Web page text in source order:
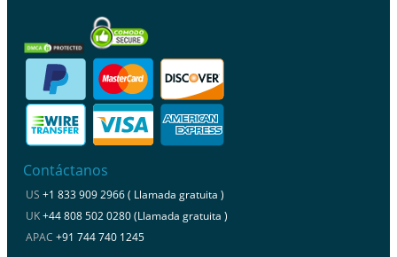
Contáctanos
US +1 833 909 2966 ( Llamada gratuita )
UK+44 808 502 0280 (Llamada gratuita )
APAC +91 744 740 1245